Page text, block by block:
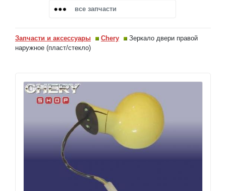
все запчасти
Запчасти и аксессуары Chery
Зеркало двери правой
наружное (пласт/стекло)